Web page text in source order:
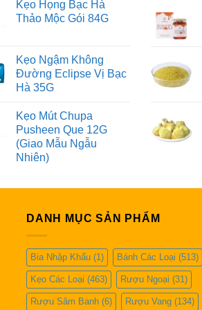
Kẹo Họng Bạc Hà
Thảo Mộc Gói 84G
Kẹo Ngậm Không
Đường Eclipse Vị Bạc
Hà 35G
Kẹo Mút Chupa
Pusheen Que 12G
(Giao Mẫu Ngẫu
Nhiên)
DANH MỤC SẢN PHẨM
Bia Nhập Khẩu (1) Bánh Các Loại (513)
Kẹo Các Loại (463) Rượu Ngoại (31)
Rượu Sâm Banh (6) Rượu Vang (134)